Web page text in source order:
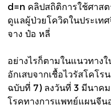
d=n คลิปสถิติการใช้ศาส
ดูแลผู้ป่วยโควิดในประเ
จาง ป๋อ หลี่
อย่างไรก็ตามในแนวทาง
อักเสบจากเชื้อไวรัสโคโ
ฉบับที่ 7) ลงวันที่ 3 มีนาค
โรคทางการแพทย์แผนจีน